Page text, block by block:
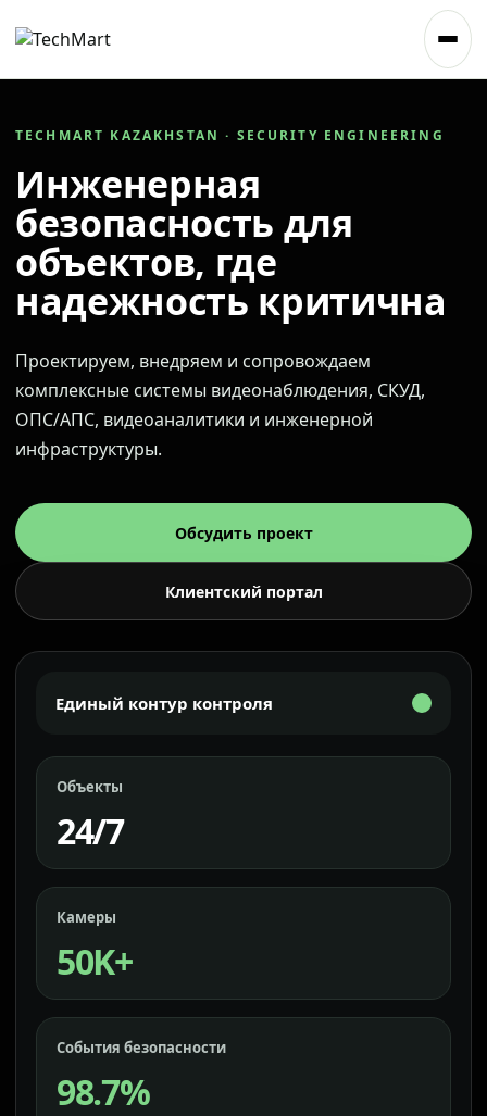
TECHMART KAZAKHSTAN · SECURITY ENGINEERING
Инженерная
безопасность для
объектов, где
надежность критична
Проектируем, внедряем и сопровождаем
комплексные системы видеонаблюдения, СКУД,
ОПС/АПС, видеоаналитики и инженерной
инфраструктуры.
Обсудить проект
Клиентский портал
Единый контур контроля
Объекты
24/7
Камеры
50K+
События безопасности
98.7%